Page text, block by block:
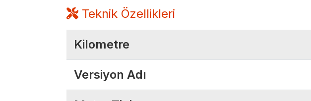
Teknik Özellikleri
Kilometre
Versiyon Adı